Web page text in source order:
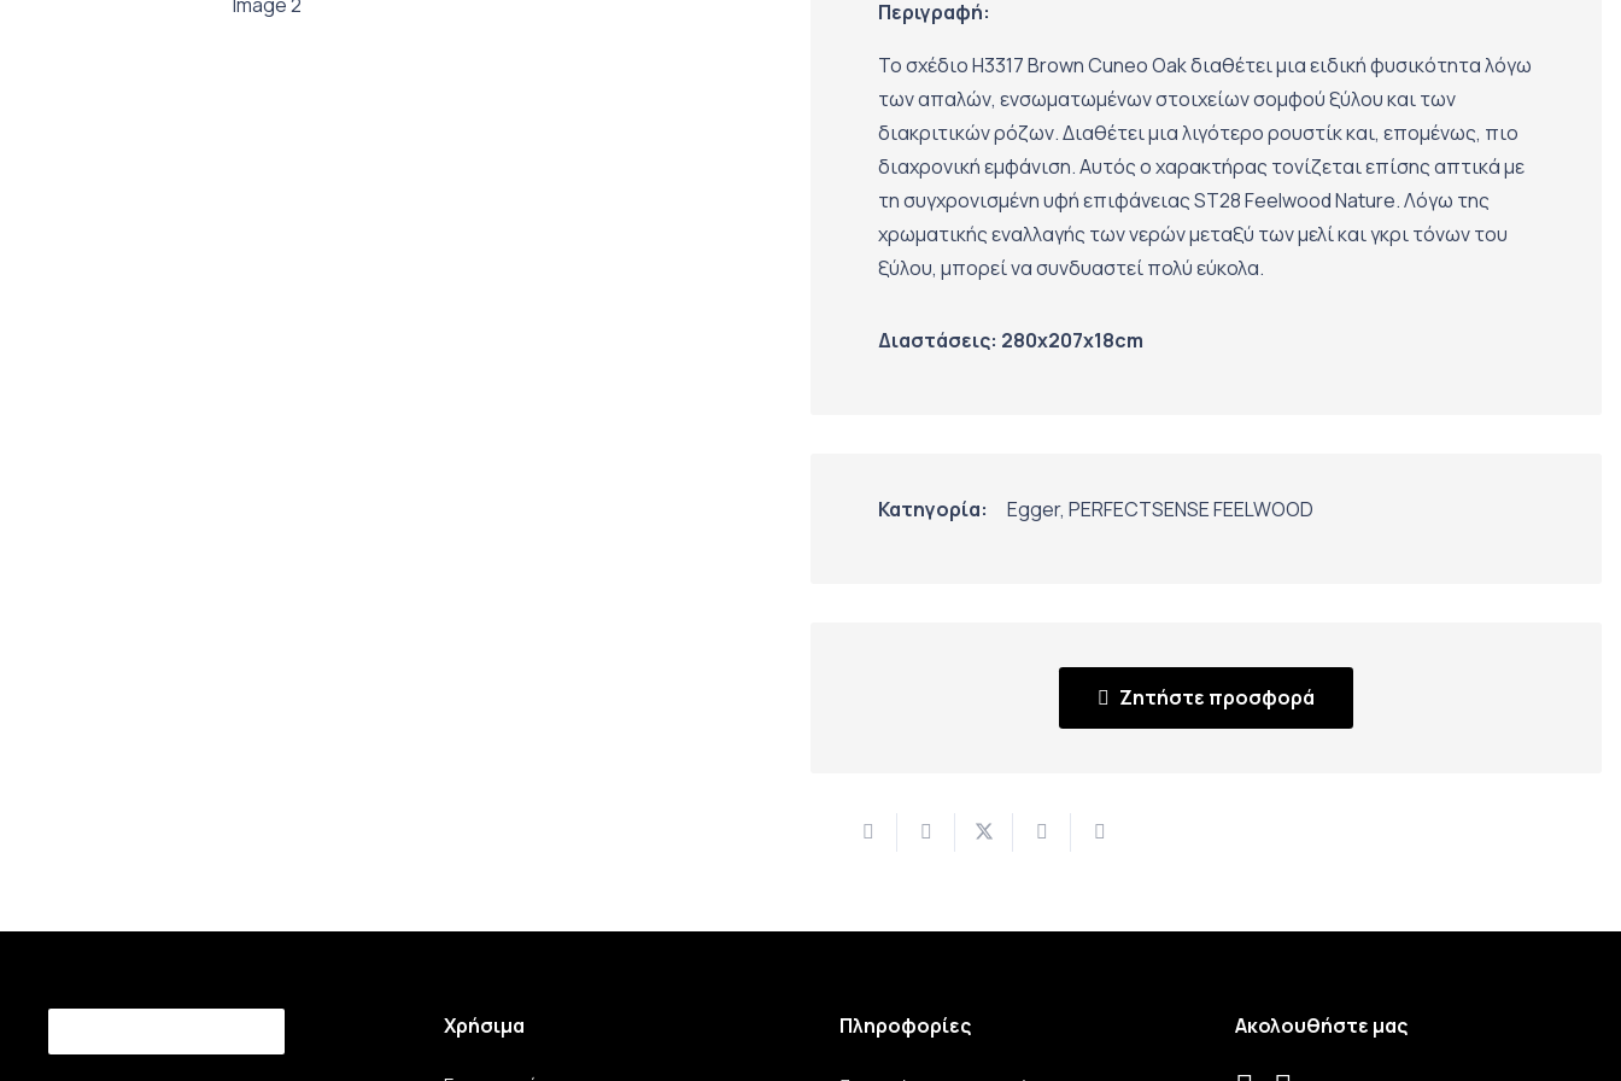
Περιγραφή:
Το σχέδιο H3317 Brown Cuneo Oak διαθέτει μια ειδική φυσικότητα λόγω
των απαλών, ενσωματωμένων στοιχείων σομφού ξύλου και των
διακριτικών ρόζων. Διαθέτει μια λιγότερο ρουστίκ και, επομένως, πιο
διαχρονική εμφάνιση. Αυτός ο χαρακτήρας τονίζεται επίσης απτικά με
τη συγχρονισμένη υφή επιφάνειας ST28 Feelwood Nature. Λόγω της
χρωματικής εναλλαγής των νερών μεταξύ των μελί και γκρι τόνων του
ξύλου, μπορεί να συνδυαστεί πολύ εύκολα.
Διαστάσεις: 280x207x18cm
Κατηγορία: Egger, PERFECTSENSE FEELWOOD
Ζητήστε προσφορά
Χρήσιμα Πληροφορίες Ακολουθήστε μας